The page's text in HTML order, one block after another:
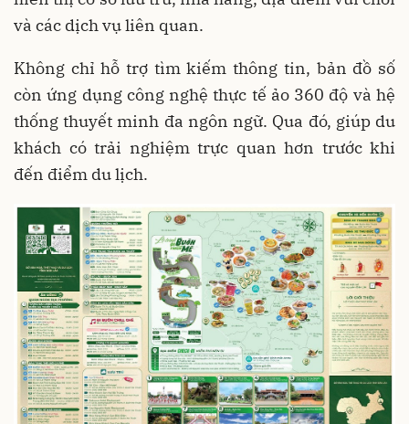
và các dịch vụ liên quan.
Không chỉ hỗ trợ tìm kiếm thông tin, bản đồ số
còn ứng dụng công nghệ thực tế ảo 360 độ và hệ
thống thuyết minh đa ngôn ngữ. Qua đó, giúp du
khách có trải nghiệm trực quan hơn trước khi
đến điểm du lịch.